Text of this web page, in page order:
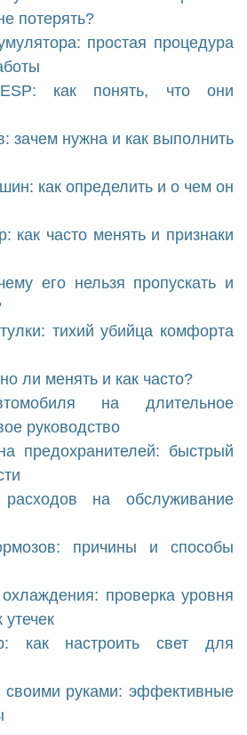
потерять?
простая процедура
как понять, что они
зачем нужна и как выполнить
как определить и о чем он
как часто менять и признаки
его нельзя пропускать и
тихий убийца комфорта
ли менять и как часто?
на длительное
руководство
предохранителей: быстрый
на обслуживание
причины и способы
проверка уровня
как настроить свет для
своими руками: эффективные